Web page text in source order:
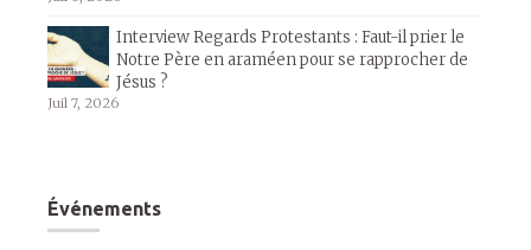
Interview Regards Protestants : Faut-il prier le
Notre Père en araméen pour se rapprocher de
Jésus ?
Juil 7, 2026
Événements